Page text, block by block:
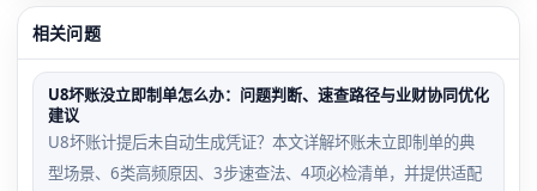
相关问题
U8坏账没立即制单怎么办：问题判断、速查路径与业财协同优化
建议
U8坏账计提后未自动生成凭证？本文详解坏账未立即制单的典
型场景、6类高频原因、3步速查法、4项必检清单，并提供适配